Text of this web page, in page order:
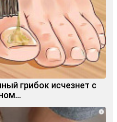
грибок исчезнет с
i